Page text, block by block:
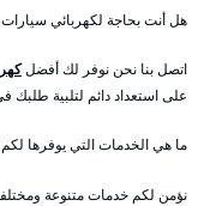
هل أنت بحاجة لكهربائي
اتصل بنا نحن نوفر لك أفضل
على استعداد دائم لتلبية
ما هي الخدمات التي يوفرها
نؤمن لكم خدمات متنوعة